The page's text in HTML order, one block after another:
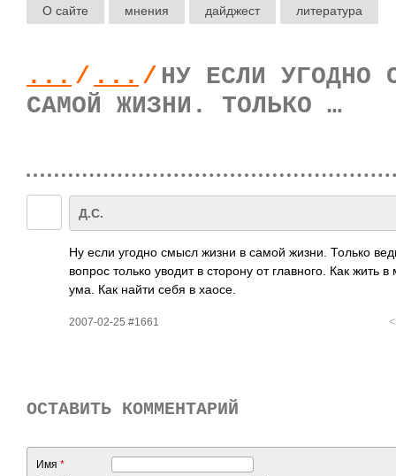
О сайте мнения дайджест литература
... / ... / НУ ЕСЛИ УГОДНО
САМОЙ ЖИЗНИ. ТОЛЬКО …
Д.С.
Ну если угодно смысл жизни в самой жизни. Только
вопрос только уводит в сторону от глав­ного. Как жить
ума. Как найти себя в хаосе.
2007-02-25 #1661 <
ОСТАВИТЬ КОММЕНТАРИЙ
Имя *